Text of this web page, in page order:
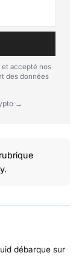
et accepté nos
des données
→
débarque sur